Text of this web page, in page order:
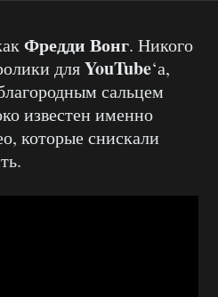
Фредди Вонг. Никого
дляYouTube‘а,
сальцем
известен именно
которые снискали